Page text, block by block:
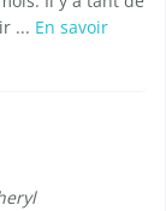
... En savoir